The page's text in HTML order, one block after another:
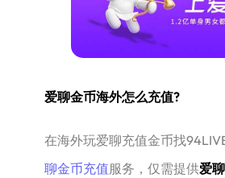
爱聊金币海外怎么充值?
在海外玩爱聊充值金币找
聊金币充值服务，仅需提供爱